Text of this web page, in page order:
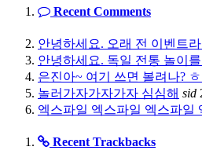
Recent Comments
안녕하세요. 오래 전 이벤트
안녕하세요. 독일 전통 놀이
은진아~ 여기 쓰면 볼려나?
놀러가자가자가자 심심해 sid
엑스파일 엑스파일 엑스파일
Recent Trackbacks